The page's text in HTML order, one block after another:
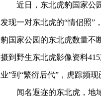
近日，东北虎豹国家公
发现一对东北虎的“情侣照”
豹国家公园的东北虎数量不
摄到野生东北虎影像资料
业”到“繁衍后代”，虎踪频
闻名遐迩的东北虎，地